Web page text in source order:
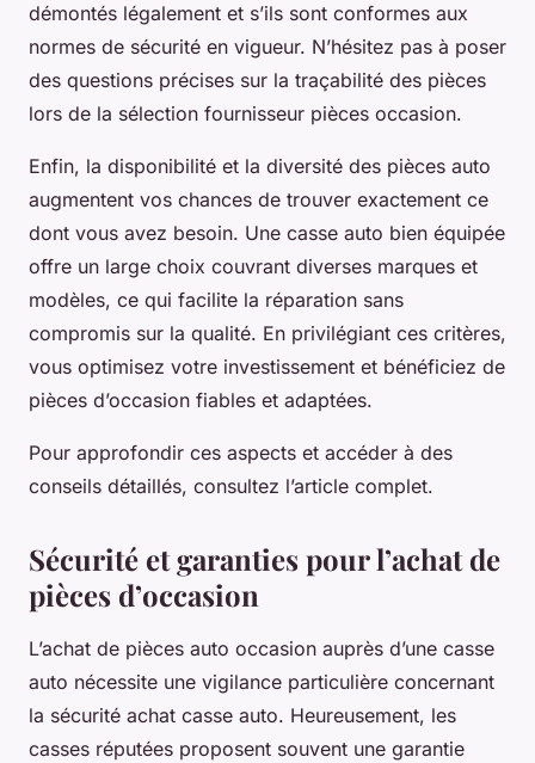
démontés légalement et s’ils sont conformes aux
normes de sécurité en vigueur. N’hésitez pas à poser
des questions précises sur la traçabilité des pièces
lors de la sélection fournisseur pièces occasion.
Enfin, la disponibilité et la diversité des pièces auto
augmentent vos chances de trouver exactement ce
dont vous avez besoin. Une casse auto bien équipée
offre un large choix couvrant diverses marques et
modèles, ce qui facilite la réparation sans
compromis sur la qualité. En privilégiant ces critères,
vous optimisez votre investissement et bénéficiez de
pièces d’occasion fiables et adaptées.
Pour approfondir ces aspects et accéder à des
conseils détaillés, consultez l’article complet.
Sécurité et garanties pour l’achat de
pièces d’occasion
L’achat de pièces auto occasion auprès d’une casse
auto nécessite une vigilance particulière concernant
la sécurité achat casse auto. Heureusement, les
casses réputées proposent souvent une garantie